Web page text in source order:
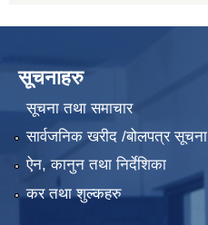
सूचनाहरु
सूचना तथा समाचार
सार्वजनिक खरीद /बोलपत्र सूचना
ऐन, कानुन तथा निर्देशिका
कर तथा शुल्कहरु